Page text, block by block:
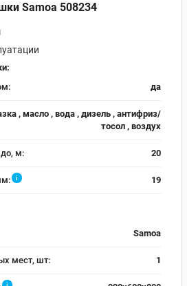
Samoa 508234
да
, масло , вода , дизель , антифриз/
тосол , воздух
м: 20
i 19
Samoa
мест, шт: 1